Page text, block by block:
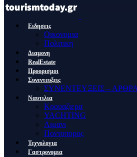
Ειδησεις
Οικονομια
Πολιτικη
Διαμονη
RealEstate
Προορισμοι
Συνεντευξεις
ΣΥΝΕΝΤΕΥΞΕΙΣ – ΑΡΘΡΑ
Ναυτιλια
Κρουαζιερα
YACHTING
Λιμανι
Ποντοπορος
Τεχνολογια
Γαστρονομια